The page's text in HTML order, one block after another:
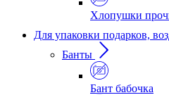
Хлопушки
Для упаковки подарков,
Банты
Бант бабочка